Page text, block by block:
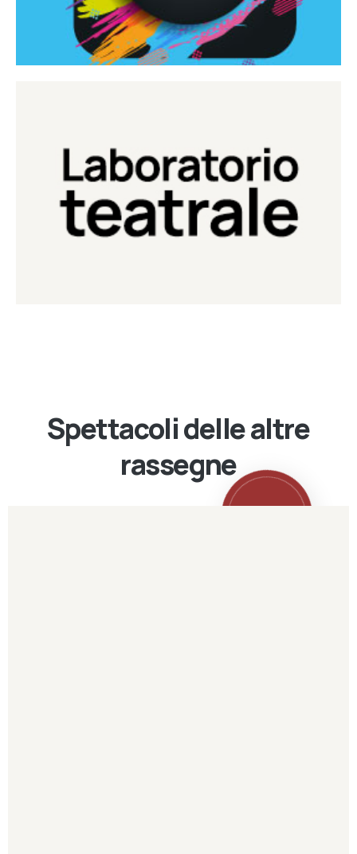
Laboratorio Teatrale
Laboratorio di teatro del Teatro Eduardo de Filippo
Continua
Spettacoli delle altre
rassegne